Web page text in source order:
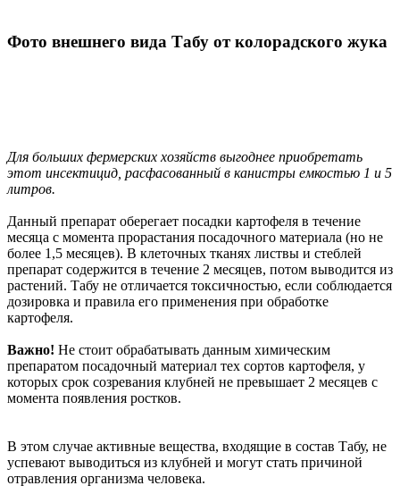
Фото внешнего вида Табу от колорадского жука
Для больших фермерских хозяйств выгоднее приобретать
этот инсектицид, расфасованный в канистры емкостью 1 и 5
литров.
Данный препарат оберегает посадки картофеля в течение
месяца с момента прорастания посадочного материала (но не
более 1,5 месяцев). В клеточных тканях листвы и стеблей
препарат содержится в течение 2 месяцев, потом выводится из
растений. Табу не отличается токсичностью, если соблюдается
дозировка и правила его применения при обработке
картофеля.
Важно! Не стоит обрабатывать данным химическим
препаратом посадочный материал тех сортов картофеля, у
которых срок созревания клубней не превышает 2 месяцев с
момента появления ростков.
В этом случае активные вещества, входящие в состав Табу, не
успевают выводиться из клубней и могут стать причиной
отравления организма человека.